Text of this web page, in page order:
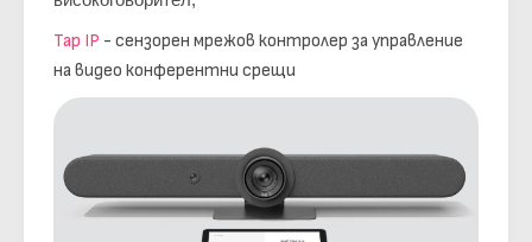
Tap IP - сензорен мрежов контролер за управление
на видео конферентни срещи